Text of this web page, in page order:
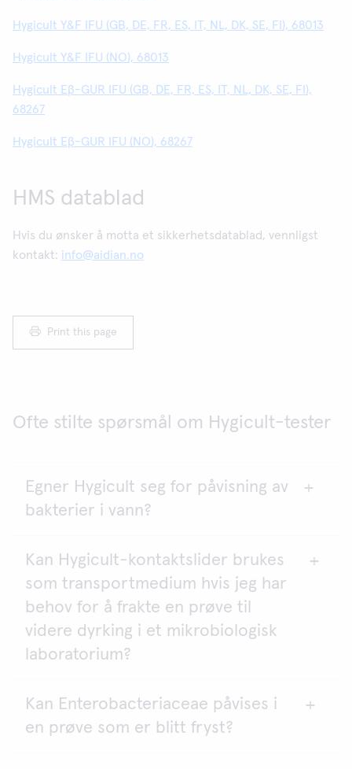
Hygicult Y&F IFU (GB, DE, FR, ES, IT, NL, DK, SE, FI), 68013
Hygicult Y&F IFU (NO), 68013
Hygicult Eβ-GUR IFU (GB, DE, FR, ES, IT, NL, DK, SE, FI),
68267
Hygicult Eβ-GUR IFU (NO), 68267
HMS datablad
Hvis du ønsker å motta et sikkerhetsdatablad, vennligst
kontakt: info@aidian.no
Print this page
Ofte stilte spørsmål om Hygicult-tester
Egner Hygicult seg for påvisning av
bakterier i vann?
Kvaliteten på drikkevann skal testes i samsvar med
lovene og forskriftene i landet der du bor. Ta
kontakt med lokale myndigheter for matsikkerhet
eller miljølaboratorier hvis du ønsker mer
informasjon.
Hygicult kan benyttes til overvåking av avløps- og
av drikkevann. Sensitiviteten til Hygicult TPC er
1000 cfu/ml eller cfu/cm
, mens grensen for
Kan Hygicult-kontaktslider brukes
som transportmedium hvis jeg har
behov for å frakte en prøve til
videre dyrking i et mikrobiologisk
laboratorium?
Ja. Hygicult-kontaktslider egner seg svært godt til
dette formålet.
Kan Enterobacteriaceae påvises i
en prøve som er blitt fryst?